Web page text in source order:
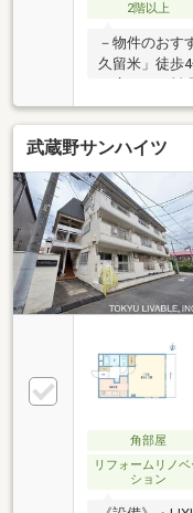
2階以上
－物件のおす
久留米」徒歩
室に収納スペ
ー付・不在時
備・オートロ
TAIRAYA東久
留米本町店 徒
留米本町一丁
探しをお手
ご相談はお気
武蔵野サンハイツ
角部屋
リフォームリノベ
ション